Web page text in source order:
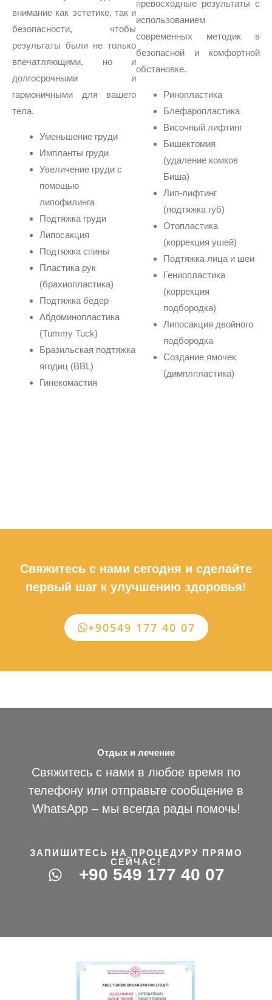
внимание как эстетике, так и
безопасности, чтобы
результаты были не только
впечатляющими, но и
долгосрочными и
гармоничными для вашего
тела.
Уменьшение груди
Импланты груди
Увеличение груди с
помощью
липофилинга
Подтяжка груди
Липосакция
Подтяжка спины
Пластика рук
(брахиопластика)
Подтяжка бёдер
Абдоминопластика
(Tummy Tuck)
Бразильская подтяжка
ягодиц (BBL)
Гинекомастия
превосходные результаты с
использованием
современных методик в
безопасной и комфортной
обстановке.
Ринопластика
Блефаропластика
Височный лифтинг
Бишектомия
(удаление комков
Биша)
Лип-лифтинг
(подтяжка губ)
Отопластика
(коррекция ушей)
Подтяжка лица и шеи
Гениопластика
(коррекция
подбородка)
Липосакция двойного
подбородка
Создание ямочек
(димплпластика)
Свяжитесь с нами сегодня и сделайте
первый шаг к улучшению здоровья!
+90549 177 40 07
Отдых и лечение
Свяжитесь с нами в любое время по
телефону или отправьте сообщение в
WhatsApp – мы всегда рады помочь!
ЗАПИШИТЕСЬ НА ПРОЦЕДУРУ ПРЯМО
СЕЙЧАС!
+90 549 177 40 07